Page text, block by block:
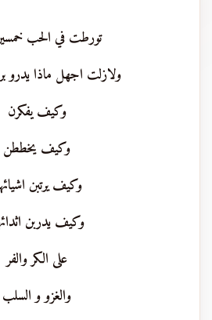
تورطت في الحب
ولازلت اجهل ماذا يدرو
وكيف يفكرن
وكيف يخططن
وكيف يرتبن
وكيف يدربن
على الكر والفر
والغزو و السلب